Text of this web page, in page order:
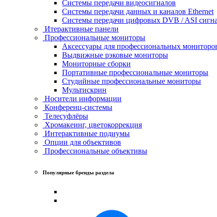
Системы передачи видеосигналов
Системы передачи данных и каналов Ethernet
Системы передачи цифровых DVB / ASI
Итерактивные панели
Профессиональные мониторы
Аксессуары для профессиональных
Выдвижные рэковые мониторы
Мониторные сборки
Портативные профессиональные мониторы
Студийные профессиональные мониторы
Мультискрин
Носители информации
Конференц-системы
Телесуфлёры
Хромакеинг, цветокоррекция
Интерактивные подиумы
Опции для объективов
Профессиональные объективы
Популярные бренды раздела